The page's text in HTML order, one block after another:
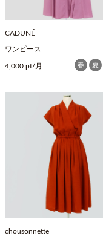
CADUNÉ
ワンピース
4,000 pt/月 春 夏
chousonnette